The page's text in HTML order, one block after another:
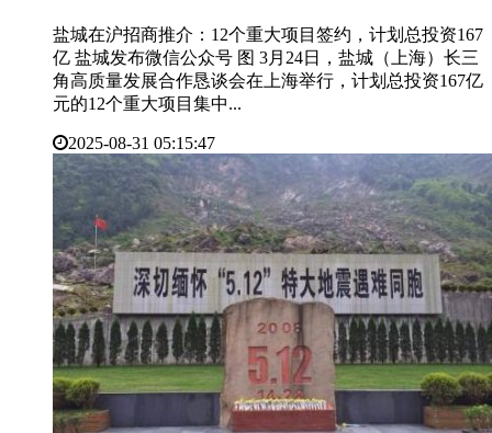
盐城在沪招商推介：12个重大项目签约，计划总投资167
亿 盐城发布微信公众号 图 3月24日，盐城（上海）长三
角高质量发展合作恳谈会在上海举行，计划总投资167亿
元的12个重大项目集中...
2025-08-31 05:15:47